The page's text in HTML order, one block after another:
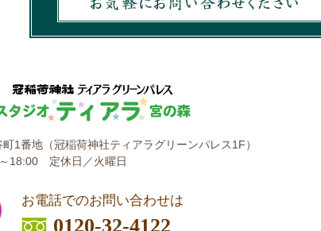
町1番地（冠稲荷神社ティアラグリーンパレス1F）
18:00 定休日／火曜日
お電話でのお問い合わせは
0120-32-4122